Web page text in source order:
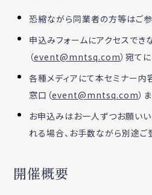
恐縮ながら同業者の方等はご参
申込みフォームにアクセスでき
（event@mntsq.com）宛て
各種メディアにて本セミナー
窓口（event@mntsq.com）
お申込みはお一人ずつお願い
れる場合、お手数ながら別途ご
開催概要